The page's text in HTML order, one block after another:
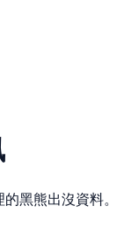
黑熊出沒資料。